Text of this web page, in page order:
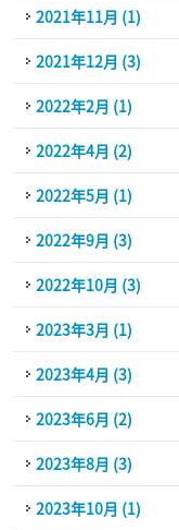
2021年11月 (1)
2021年12月 (3)
2022年2月 (1)
2022年4月 (2)
2022年5月 (1)
2022年9月 (3)
2022年10月 (3)
2023年3月 (1)
2023年4月 (3)
2023年6月 (2)
2023年8月 (3)
2023年10月 (1)